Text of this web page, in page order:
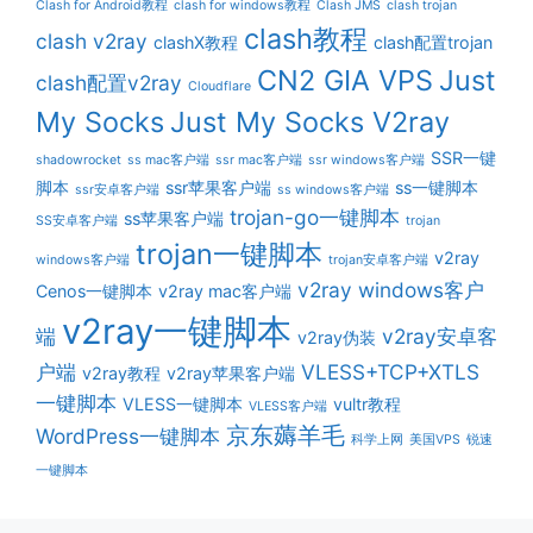
Clash for Android教程 clash for windows教程 Clash JMS clash trojan
clash v2ray clashX教程 clash教程 clash配置trojan
clash配置v2ray Cloudflare CN2 GIA VPS Just
My Socks Just My Socks V2ray
shadowrocket ss mac客户端 ssr mac客户端 ssr windows客户端 SSR一键
脚本 ssr安卓客户端 ssr苹果客户端 ss windows客户端 ss一键脚本
SS安卓客户端 ss苹果客户端 trojan-go一键脚本 trojan
windows客户端 trojan一键脚本 trojan安卓客户端 v2ray
Cenos一键脚本 v2ray mac客户端 v2ray windows客户
端 v2ray一键脚本 v2ray伪装 v2ray安卓客
户端 v2ray教程 v2ray苹果客户端 VLESS+TCP+XTLS
一键脚本 VLESS一键脚本 VLESS客户端 vultr教程
WordPress一键脚本 京东薅羊毛 科学上网 美国VPS 锐速
一键脚本